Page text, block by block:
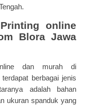
online
Blora Jawa
dan murah di
berbagai jenis
adalah bahan
ukuran spanduk yang